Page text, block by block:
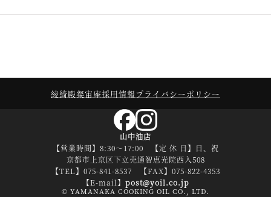
綾綺殿粲宙庵採用情報 プライバシーポリシー
山中油店
【営業時間】8:30～17:00 【定 休 日】日、祝
京都市上京区下立売通智恵光院西入508
【TEL】075-841-8537 【FAX】075-822-4353
【E-mail】 post@yoil.co.jp
© YAMANAKA COOKING OIL CO., LTD.